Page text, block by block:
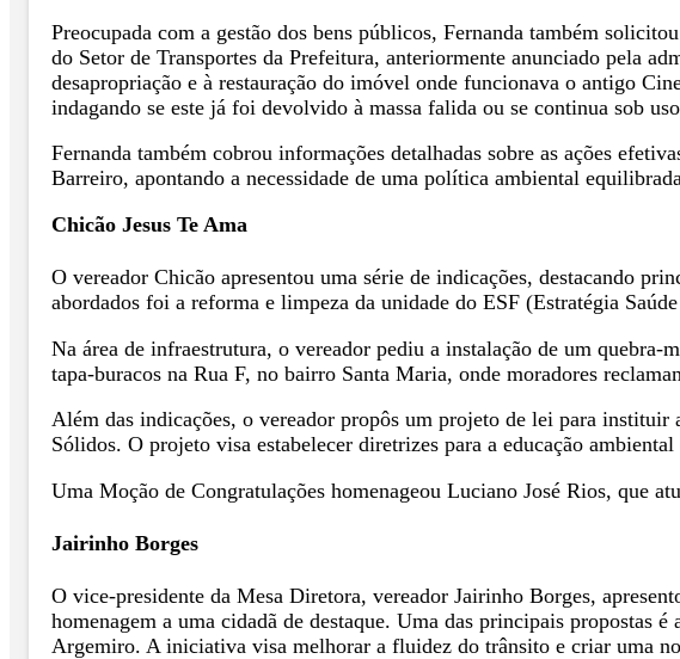
Preocupada com a gestão dos bens públicos, Fernanda também
do Setor de Transportes da Prefeitura, anteriormente anunciado pela
desapropriação e à restauração do imóvel onde funcionava o antigo
indagando se este já foi devolvido à massa falida ou se continua sob
Fernanda também cobrou informações detalhadas sobre as ações
Barreiro, apontando a necessidade de uma política ambiental
Chicão Jesus Te Ama
O vereador Chicão apresentou uma série de indicações, destacando
abordados foi a reforma e limpeza da unidade do ESF (Estratégia
Na área de infraestrutura, o vereador pediu a instalação de um
tapa-buracos na Rua F, no bairro Santa Maria, onde moradores
Além das indicações, o vereador propôs um projeto de lei para
Sólidos. O projeto visa estabelecer diretrizes para a educação
Uma Moção de Congratulações homenageou Luciano José Rios, que
Jairinho Borges
O vice-presidente da Mesa Diretora, vereador Jairinho Borges,
homenagem a uma cidadã de destaque. Uma das principais propostas
Argemiro. A iniciativa visa melhorar a fluidez do trânsito e criar uma